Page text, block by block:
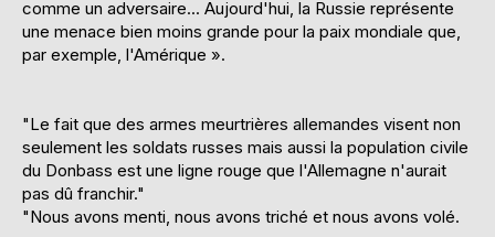
comme un adversaire... Aujourd'hui, la Russie représente
une menace bien moins grande pour la paix mondiale que,
par exemple, l'Amérique ».
"Le fait que des armes meurtrières allemandes visent non
seulement les soldats russes mais aussi la population civile
du Donbass est une ligne rouge que l'Allemagne n'aurait
pas dû franchir."
"Nous avons menti, nous avons triché et nous avons volé.